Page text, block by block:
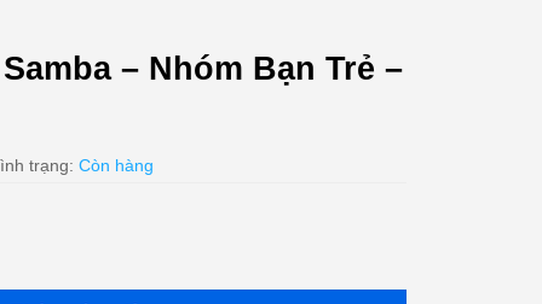
– Nhóm Bạn Trẻ –
trạng: Còn hàng